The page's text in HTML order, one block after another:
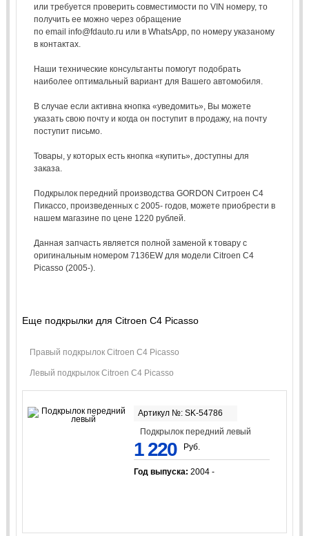
или требуется проверить совместимости по VIN номеру, то
получить ее можно через обращение
по email info@fdauto.ru или в WhatsApp, по номеру указаному
в контактах.
Наши технические консультанты помогут подобрать
наиболее оптимальный вариант для Вашего автомобиля.
В случае если активна кнопка «уведомить», Вы можете
указать свою почту и когда он поступит в продажу, на почту
поступит письмо.
Товары, у которых есть кнопка «купить», доступны для
заказа.
Подкрылок передний производства GORDON Ситроен С4
Пикассо, произведенных с 2005- годов, можете приобрести в
нашем магазине по цене 1220 рублей.
Данная запчасть является полной заменой к товару с
оригинальным номером 7136EW для модели Citroen C4
Picasso (2005-).
Еще подкрылки для Citroen C4 Picasso
Правый подкрылок Citroen C4 Picasso
Левый подкрылок Citroen C4 Picasso
Артикул №: SK-54786
Подкрылок передний левый
1 220 Руб.
Год выпуска: 2004 -